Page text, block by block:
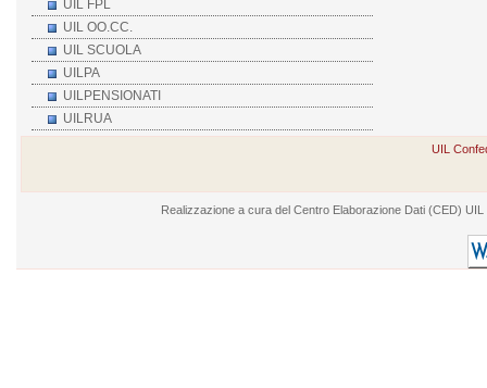
UIL FPL
UIL OO.CC.
UIL SCUOLA
UILPA
UILPENSIONATI
UILRUA
UIL
Realizzazione a cura del Centro Elaborazione Dati (CED)